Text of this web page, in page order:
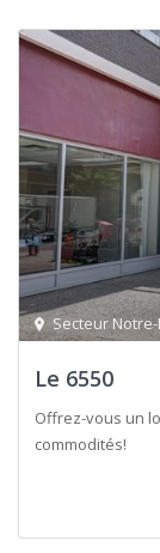
Secteur
Le 6550
Offrez-vous un
commodités!